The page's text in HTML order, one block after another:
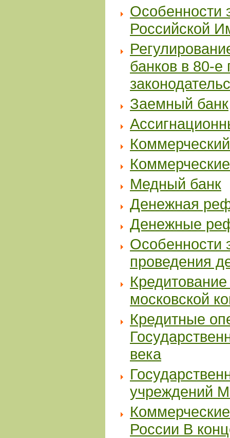
Особенности
Российской
банков в 80-е
Заемный банк
Медный банк
Денежная
Денежные
Особенности
проведения
московской
Кредитные
века
учреждений
России В